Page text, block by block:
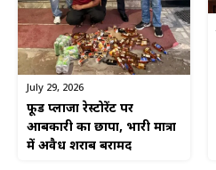
July 29, 2026
फूड प्लाजा रेस्टोरेंट पर
आबकारी का छापा, भारी मात्रा
में अवैध शराब बरामद